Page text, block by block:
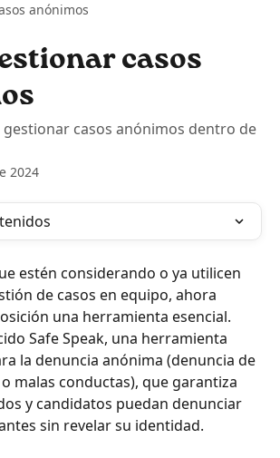
anónimos
casos
casos anónimos dentro de
2024
estén considerando o ya utilicen
de casos en equipo, ahora
una herramienta esencial.
Safe Speak, una herramienta
la denuncia anónima (denuncia de
malas conductas), que garantiza
y candidatos puedan denunciar
sin revelar su identidad.